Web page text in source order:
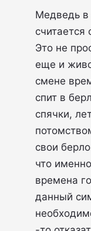
Медведь в
Это не
еще и
смене
спит в
спячки,
свои
что
времена
данный